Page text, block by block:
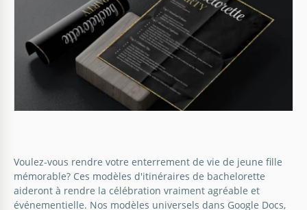
Modèle d'itinéraire de célibataire -
Éditable & Amusant
bachelorette numériquement dans Google Docs et
Word ou le personnaliser pour l'impression.
Google Docs
Modèle modifiable d'itinéraire de
mariage et de bachelorette
Voulez-vous rendre votre enterrement de vie de jeune fille
mémorable? Ces modèles d'itinéraires de bachelorette
aideront à rendre la célébration vraiment agréable et
événementielle. Nos modèles universels dans Google Docs,